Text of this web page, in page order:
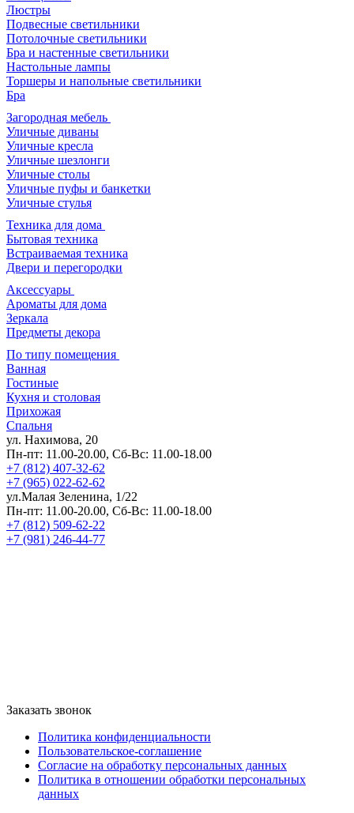
Люстры
Подвесные светильники
Потолочные светильники
Бра и настенные светильники
Настольные лампы
Торшеры и напольные светильники
Бра
Загородная мебель
Уличные диваны
Уличные кресла
Уличные шезлонги
Уличные столы
Уличные пуфы и банкетки
Уличные стулья
Техника для дома
Бытовая техника
Встраиваемая техника
Двери и перегородки
Аксессуары
Ароматы для дома
Зеркала
Предметы декора
По типу помещения
Ванная
Гостиные
Кухня и столовая
Прихожая
Спальня
ул. Нахимова, 20
Пн-пт: 11.00-20.00, Сб-Вс: 11.00-18.00
+7 (812) 407-32-62
+7 (965) 022-62-62
ул.Малая Зеленина, 1/22
Пн-пт: 11.00-20.00, Сб-Вс: 11.00-18.00
+7 (812) 509-62-22
+7 (981) 246-44-77
Заказать звонок
Политика конфиденциальности
Пользовательское-соглашение
Согласие на обработку персональных данных
Политика в отношении обработки персональных
данных